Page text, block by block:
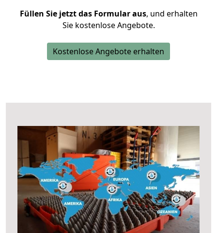
Füllen Sie jetzt das Formular aus, und erhalten
Sie kostenlose Angebote.
Kostenlose Angebote erhalten